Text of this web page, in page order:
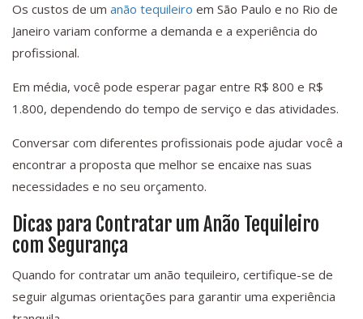
Os custos de um anão tequileiro em São Paulo e no Rio de
Janeiro variam conforme a demanda e a experiência do
profissional.
Em média, você pode esperar pagar entre R$ 800 e R$
1.800, dependendo do tempo de serviço e das atividades.
Conversar com diferentes profissionais pode ajudar você a
encontrar a proposta que melhor se encaixe nas suas
necessidades e no seu orçamento.
Dicas para Contratar um Anão Tequileiro
com Segurança
Quando for contratar um anão tequileiro, certifique-se de
seguir algumas orientações para garantir uma experiência